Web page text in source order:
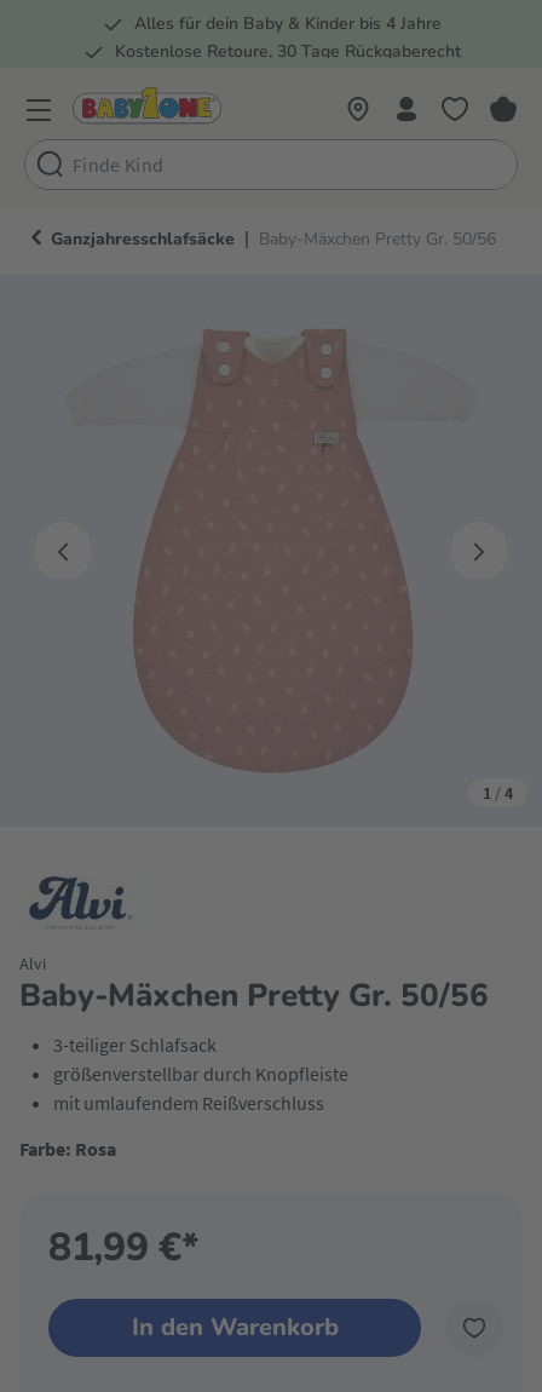
Zur Hauptnavigation springen
Alles für dein Baby & Kinder bis 4 Jahre
Kostenlose Retoure, 30 Tage Rückgaberecht
Ganzjahresschlafsäcke | Baby-Mäxchen Pretty Gr. 50/56
1 /4
Baby-Mäxchen Pretty Gr. 50/56
Alvi
3-teiliger Schlafsack
größenverstellbar durch Knopfleiste
mit umlaufendem Reißverschluss
Farbe: Rosa
81,99 €*
In den Warenkorb